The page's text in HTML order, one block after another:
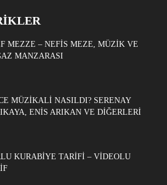
MEZZE – NEFIS MEZE, MÜZIK VE
MANZARASI
MÜZIKALI NASILDI? SERENAY
ENIS ARIKAN VE DIĞERLERI
KURABIYE TARIFI – VIDEOLU